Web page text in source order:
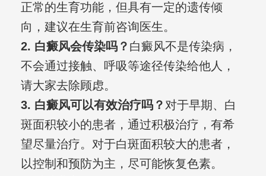
正常的生育功能，但具有一定的遗传倾
向，建议在生育前咨询医生。
2. 白癜风会传染吗？ 白癜风不是传染病，
不会通过接触、呼吸等途径传染给他人，
请大家去除顾虑。
3. 白癜风可以有效治疗吗？ 对于早期、白
斑面积较小的患者，通过积极治疗，有希
望尽量治疗。对于白斑面积较大的患者，
以控制和预防为主，尽可能恢复色素。